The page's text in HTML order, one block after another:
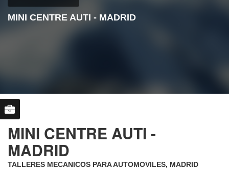
MINI CENTRE AUTI - MADRID
MINI CENTRE AUTI -
MADRID
TALLERES MECANICOS PARA AUTOMOVILES, MADRID